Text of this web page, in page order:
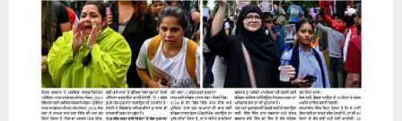
31 July 2026